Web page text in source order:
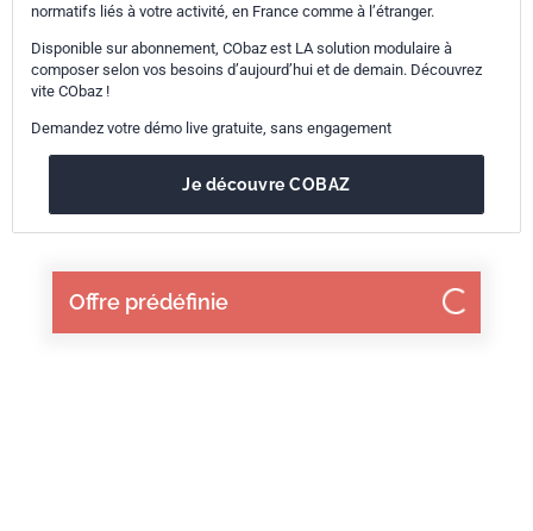
Offre prédéfinie
normatifs liés à votre activité, en France comme à l’étranger.
Disponible sur abonnement, CObaz est LA solution modulaire à
composer selon vos besoins d’aujourd’hui et de demain. Découvrez
vite CObaz !
Demandez votre démo live gratuite, sans engagement
Je découvre COBAZ